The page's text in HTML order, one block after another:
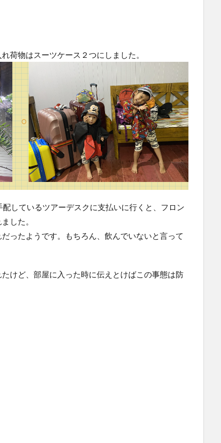
荷物はスーツケース２つにしました。
しているツアーデスクに支払いに行くと、フロン
した。
ったようです。もちろん、飲んでいないと言って
けど、部屋に入った時に伝えとけばこの事態は防